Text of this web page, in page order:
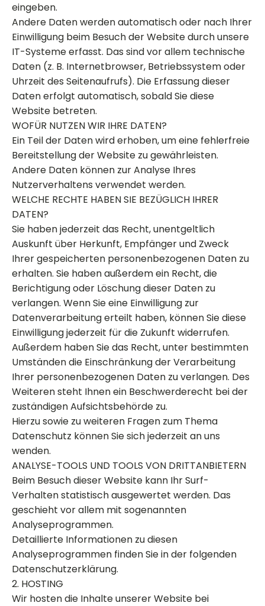
eingeben.
Andere Daten werden automatisch oder nach Ihrer
Einwilligung beim Besuch der Website durch unsere
IT-Systeme erfasst. Das sind vor allem technische
Daten (z. B. Internetbrowser, Betriebssystem oder
Uhrzeit des Seitenaufrufs). Die Erfassung dieser
Daten erfolgt automatisch, sobald Sie diese
Website betreten.
WOFÜR NUTZEN WIR IHRE DATEN?
Ein Teil der Daten wird erhoben, um eine fehlerfreie
Bereitstellung der Website zu gewährleisten.
Andere Daten können zur Analyse Ihres
Nutzerverhaltens verwendet werden.
WELCHE RECHTE HABEN SIE BEZÜGLICH IHRER
DATEN?
Sie haben jederzeit das Recht, unentgeltlich
Auskunft über Herkunft, Empfänger und Zweck
Ihrer gespeicherten personenbezogenen Daten zu
erhalten. Sie haben außerdem ein Recht, die
Berichtigung oder Löschung dieser Daten zu
verlangen. Wenn Sie eine Einwilligung zur
Datenverarbeitung erteilt haben, können Sie diese
Einwilligung jederzeit für die Zukunft widerrufen.
Außerdem haben Sie das Recht, unter bestimmten
Umständen die Einschränkung der Verarbeitung
Ihrer personenbezogenen Daten zu verlangen. Des
Weiteren steht Ihnen ein Beschwerderecht bei der
zuständigen Aufsichtsbehörde zu.
Hierzu sowie zu weiteren Fragen zum Thema
Datenschutz können Sie sich jederzeit an uns
wenden.
ANALYSE-TOOLS UND TOOLS VON DRITT­ANBIETERN
Beim Besuch dieser Website kann Ihr Surf-
Verhalten statistisch ausgewertet werden. Das
geschieht vor allem mit sogenannten
Analyseprogrammen.
Detaillierte Informationen zu diesen
Analyseprogrammen finden Sie in der folgenden
Datenschutzerklärung.
2. HOSTING
Wir hosten die Inhalte unserer Website bei